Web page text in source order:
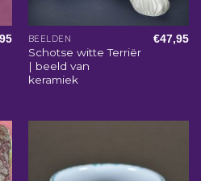
BEELDEN
Schotse witte Terriër
| beeld van
keramiek
€47,95